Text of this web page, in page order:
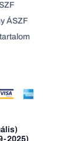
ÁSZF
2025)